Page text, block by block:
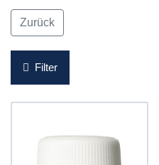
Zurück
Filter